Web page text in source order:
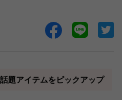
題アイテムをピックアップ